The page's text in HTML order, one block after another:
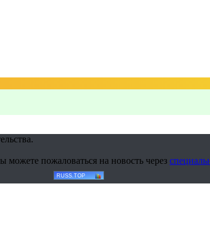
можете пожаловаться на новость через